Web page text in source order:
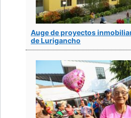
Auge de proyectos
de Lurigancho